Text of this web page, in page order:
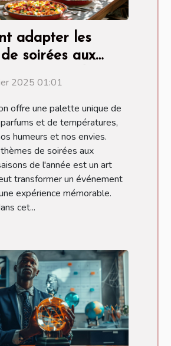
adapter les
soirées aux
2025 01:01
offre une palette unique de
et de températures,
humeurs et nos envies.
de soirées aux
de l'année est un art
transformer un événement
expérience mémorable.
cet...